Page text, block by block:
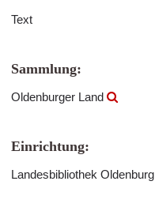
Text
Sammlung:
Oldenburger Land
Einrichtung:
Landesbibliothek Oldenburg